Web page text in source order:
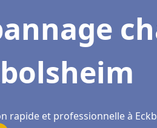
rapide et professionnelle à